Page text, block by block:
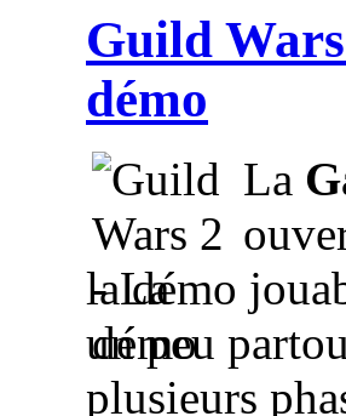
Guild
démo
La
la démo
un peu
plusieurs